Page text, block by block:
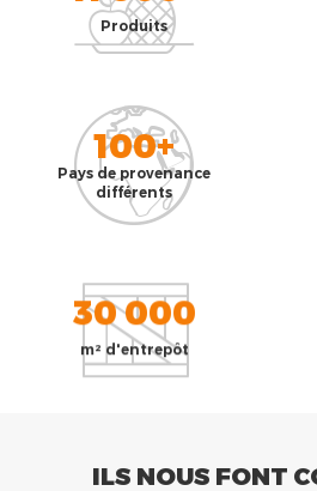
Produits
100+
Pays de provenance
différents
30 000
m² d'entrepôt
ILS NOUS FONT